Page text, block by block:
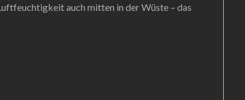
auch mitten in der Wüste – das